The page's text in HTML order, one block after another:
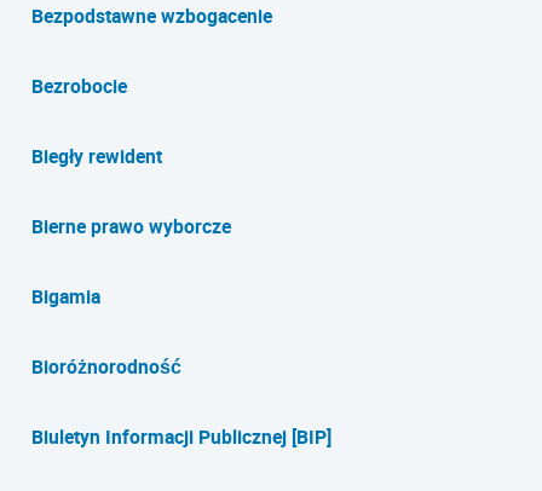
Bezpodstawne wzbogacenie
Bezrobocie
Biegły rewident
Bierne prawo wyborcze
Bigamia
Bioróżnorodność
Biuletyn Informacji Publicznej [BIP]